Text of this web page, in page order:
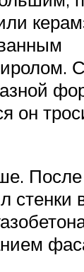
он
После